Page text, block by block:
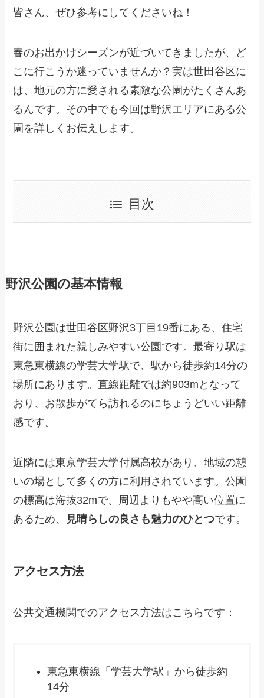
皆さん、ぜひ参考にしてくださいね！
春のお出かけシーズンが近づいてきましたが、ど
こに行こうか迷っていませんか？実は世田谷区に
は、地元の方に愛される素敵な公園がたくさんあ
るんです。その中でも今回は野沢エリアにある公
園を詳しくお伝えします。
目次
野沢公園の基本情報
野沢公園は世田谷区野沢3丁目19番にある、住宅
街に囲まれた親しみやすい公園です。最寄り駅は
東急東横線の学芸大学駅で、駅から徒歩約14分の
場所にあります。直線距離では約903mとなって
おり、お散歩がてら訪れるのにちょうどいい距離
感です。
近隣には東京学芸大学付属高校があり、地域の憩
いの場として多くの方に利用されています。公園
の標高は海抜32mで、周辺よりもやや高い位置に
あるため、
見晴らしの良さも魅力のひとつです。
アクセス方法
公共交通機関でのアクセス方法はこちらです：
東急東横線「学芸大学駅」から徒歩約
14分